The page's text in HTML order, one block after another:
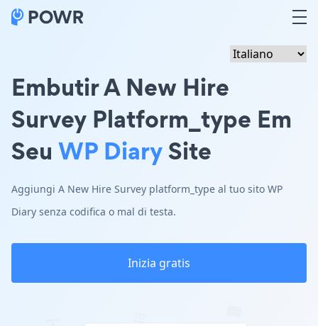
Embutir A New Hire
Survey Platform_type Em
Seu WP DiarySite
Aggiungi A New Hire Survey platform_type al tuo sito WP
Diary senza codifica o mal di testa.
Inizia gratis